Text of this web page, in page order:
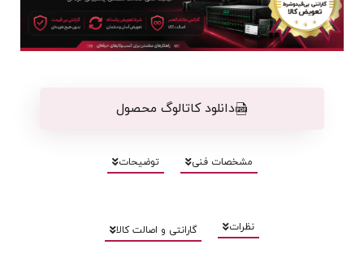
دانلود کاتالوگ محصول
مشخصات فنی توضیحات
نظرات گارانتی و اصالت کالا